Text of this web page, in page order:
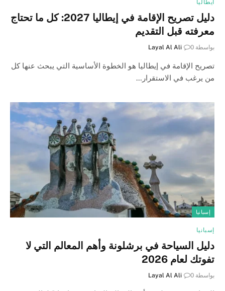
ايطاليا
دليل تصريح الإقامة في إيطاليا 2027: كل ما تحتاج
معرفته قبل التقديم
بواسطة Layal Al Ali 0
تصريح الإقامة في إيطاليا هو الخطوة الأساسية التي يبحث عنها كل
من يرغب في الاستقرار…
إسبانيا
إسبانيا
دليل السياحة في برشلونة وأهم المعالم التي لا
تفوتك لعام 2026
بواسطة Layal Al Ali 0